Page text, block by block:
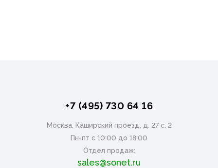
+7 (495) 730 64 16
Москва, Каширский проезд, д. 27 с. 2
Пн-пт с 10:00 до 18:00
Отдел продаж:
sales@sonet.ru